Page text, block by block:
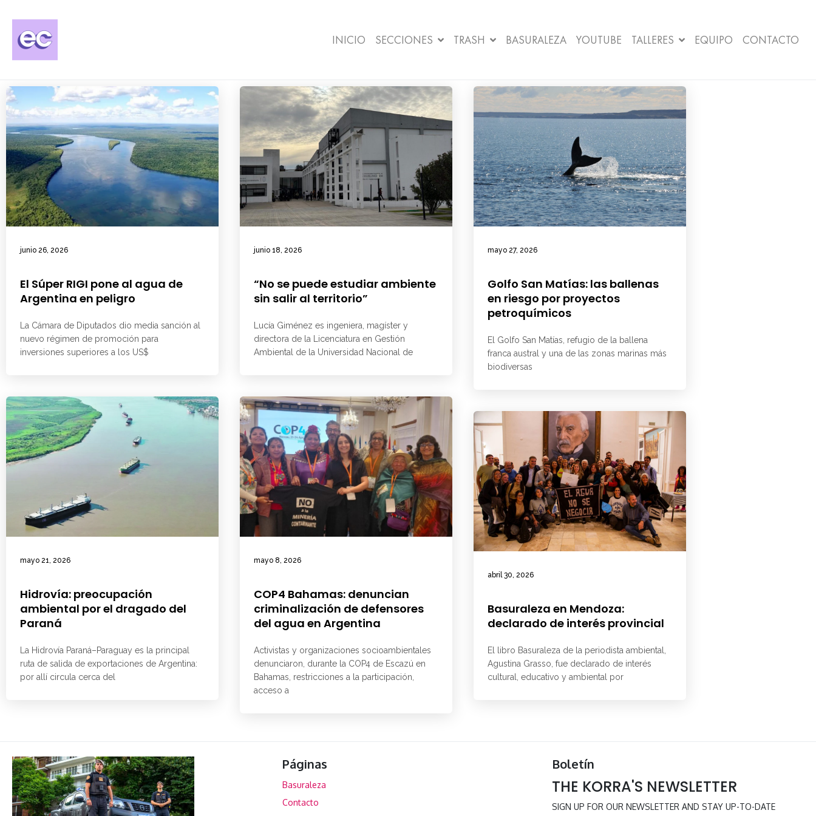
INICIO SECCIONES TRASH BASURALEZA YOUTUBE TALLERES EQUIPO CONTACTO
junio 26, 2026
El Súper RIGI pone al agua de
Argentina en peligro
La Cámara de Diputados dio media sanción al
nuevo régimen de promoción para
inversiones superiores a los US$
junio 18, 2026
“No se puede estudiar ambiente
sin salir al territorio”
Lucía Giménez es ingeniera, magíster y
directora de la Licenciatura en Gestión
Ambiental de la Universidad Nacional de
mayo 27, 2026
Golfo San Matías: las ballenas
en riesgo por proyectos
petroquímicos
El Golfo San Matías, refugio de la ballena
franca austral y una de las zonas marinas más
biodiversas
mayo 21, 2026
Hidrovía: preocupación
ambiental por el dragado del
Paraná
La Hidrovía Paraná–Paraguay es la principal
ruta de salida de exportaciones de Argentina:
por allí circula cerca del
mayo 8, 2026
COP4 Bahamas: denuncian
criminalización de defensores
del agua en Argentina
Activistas y organizaciones socioambientales
denunciaron, durante la COP4 de Escazú en
Bahamas, restricciones a la participación,
acceso a
abril 30, 2026
Basuraleza en Mendoza:
declarado de interés provincial
El libro Basuraleza de la periodista ambiental,
Agustina Grasso, fue declarado de interés
cultural, educativo y ambiental por
Páginas
Basuraleza
Contacto
Boletín
THE KORRA'S NEWSLETTER
SIGN UP FOR OUR NEWSLETTER AND STAY UP-TO-DATE